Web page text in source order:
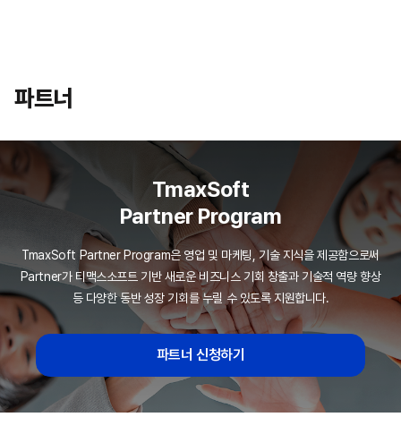
파트너
파트너
TmaxSoft
Partner Program
TmaxSoft Partner Program은 영업 및 마케팅, 기술 지식을 제공함으로써
Partner가 티맥스소프트​ 기반 새로운 비즈니스 기회 창출과 기술적 역량 향상
등 다양한 동반 성장 기회를 누릴 수 있도록 지원합니다.
파트너 신청하기